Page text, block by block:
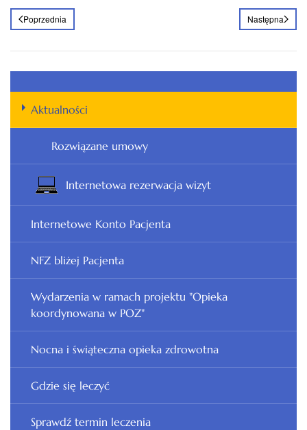
Poprzednia Następna
Aktualności
Rozwiązane umowy
Internetowa rezerwacja wizyt
Internetowe Konto Pacjenta
NFZ bliżej Pacjenta
Wydarzenia w ramach projektu "Opieka
koordynowana w POZ"
Nocna i świąteczna opieka zdrowotna
Gdzie się leczyć
Sprawdź termin leczenia